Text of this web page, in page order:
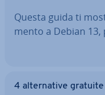
Questa guida ti
men­to a Debian
4 al­ter­na­ti­ve gratuite